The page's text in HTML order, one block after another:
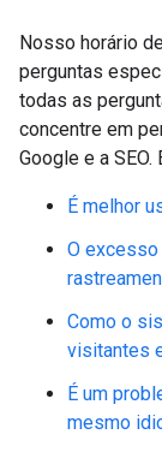
Nosso horário
perguntas
todas as
concentre em
Google e a SEO.
É melhor
O
Como o
visitantes
É um
mesmo